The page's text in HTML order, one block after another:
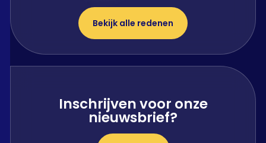
Bekijk alle redenen
Inschrijven voor onze
nieuwsbrief?